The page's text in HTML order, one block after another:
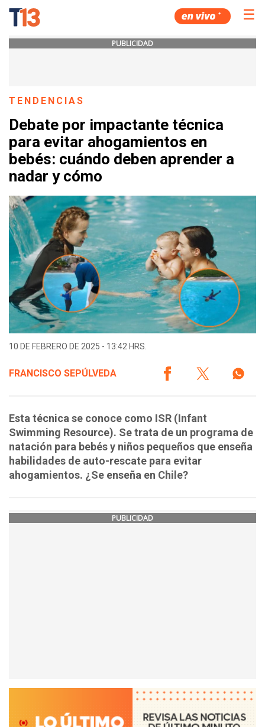
☰
PUBLICIDAD
TENDENCIAS
Debate por impactante técnica
para evitar ahogamientos en
bebés: cuándo deben aprender a
nadar y cómo
10 DE FEBRERO DE 2025 - 13:42 HRS.
FRANCISCO SEPÚLVEDA
Esta técnica se conoce como ISR (Infant
Swimming Resource). Se trata de un programa de
natación para bebés y niños pequeños que enseña
habilidades de auto-rescate para evitar
ahogamientos. ¿Se enseña en Chile?
PUBLICIDAD